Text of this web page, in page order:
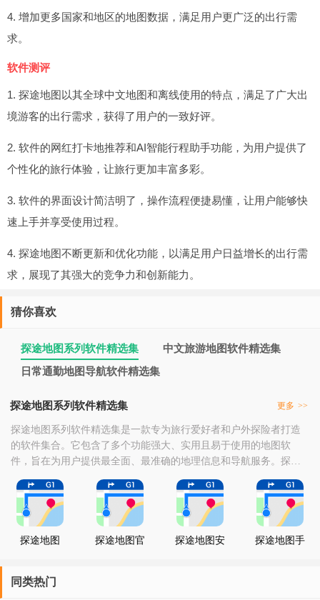
4. 增加更多国家和地区的地图数据，满足用户更广泛的出行需
求。
软件测评
1. 探途地图以其全球中文地图和离线使用的特点，满足了广大出
境游客的出行需求，获得了用户的一致好评。
2. 软件的网红打卡地推荐和AI智能行程助手功能，为用户提供了
个性化的旅行体验，让旅行更加丰富多彩。
3. 软件的界面设计简洁明了，操作流程便捷易懂，让用户能够快
速上手并享受使用过程。
4. 探途地图不断更新和优化功能，以满足用户日益增长的出行需
求，展现了其强大的竞争力和创新能力。
猜你喜欢
探途地图系列软件精选集
中文旅游地图软件精选集
日常通勤地图导航软件精选集
探途地图系列软件精选集 更多 >>
探途地图系列软件精选集是一款专为旅行爱好者和户外探险者打造
的软件集合。它包含了多个功能强大、实用且易于使用的地图软
件，旨在为用户提供最全面、最准确的地理信息和导航服务。探途
地图系列软件精选集为用户提供了全方位的地图和导航服务，无论
是全球范围的卫星地图浏览，还是户外活动的精确导航，都能满足
用户的需求。它的推出将为旅行爱好者和户外探险者带来更加便捷
和安全的出行体验。
探途地图
探途地图官
探途地图安
探途地图手
同类热门